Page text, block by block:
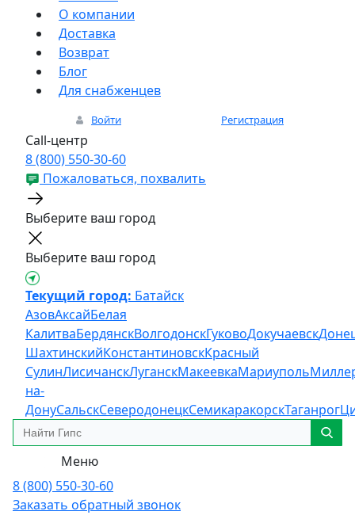
О компании
Доставка
Возврат
Блог
Для снабженцев
Войти Регистрация
Call-центр
8 (800) 550-30-60
Пожаловаться, похвалить
Выберите ваш город
Выберите ваш город
Текущий город: Батайск
АзовАксайБелая
КалитваБердянскВолгодонскГуковоДокучаевск
ШахтинскийКонстантиновскКрасный
СулинЛисичанскЛуганскМакеевкаМариуполь
на-
ДонуСальскСеверодонецкСемикаракорскТаганрог
Меню
8 (800) 550-30-60
Заказать обратный звонок